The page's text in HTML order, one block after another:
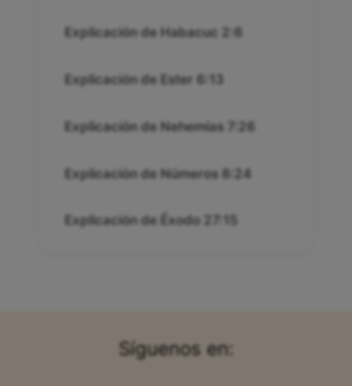
Explicación de Habacuc 2:6
Explicación de Ester 6:13
Explicación de Nehemías 7:26
Explicación de Números 8:24
Explicación de Éxodo 27:15
Síguenos en: